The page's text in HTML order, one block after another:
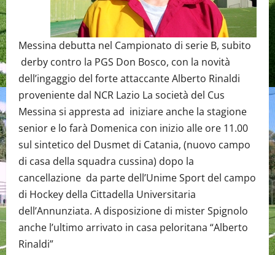
Messina debutta nel Campionato di serie B, subito
derby contro la PGS Don Bosco, con la novità
dell’ingaggio del forte attaccante Alberto Rinaldi
proveniente dal NCR Lazio La società del Cus
Messina si appresta ad iniziare anche la stagione
senior e lo farà Domenica con inizio alle ore 11.00
sul sintetico del Dusmet di Catania, (nuovo campo
di casa della squadra cussina) dopo la
cancellazione da parte dell’Unime Sport del campo
di Hockey della Cittadella Universitaria
dell’Annunziata. A disposizione di mister Spignolo
anche l’ultimo arrivato in casa peloritana “Alberto
Rinaldi”